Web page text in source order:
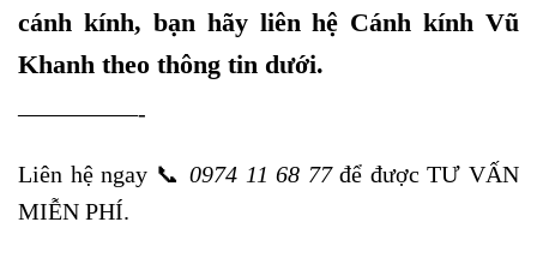
cánh kính, bạn hãy liên hệ Cánh kính Vũ
Khanh theo thông tin dưới.
—————-
Liên hệ ngay 📞 0974 11 68 77để được TƯ VẤN
MIỄN PHÍ.